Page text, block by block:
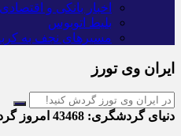
اخبار بانکی و اقتصادی
بلیط اتوبوس
مسیرهای نجف به
ایران وی تورز
دنیای گردشگری: امروز